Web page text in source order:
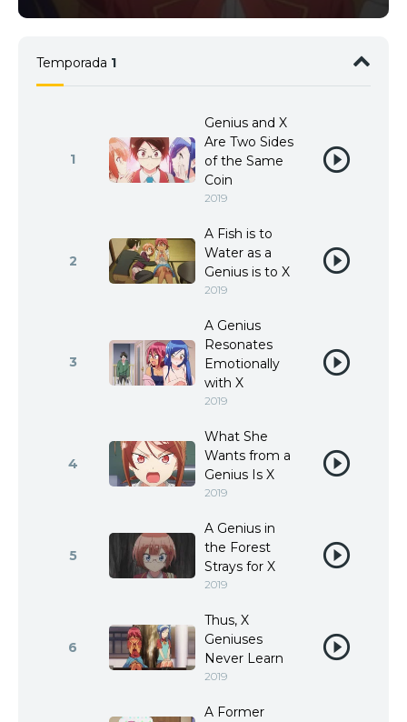
Temporada 1
1
Genius and X
Are Two Sides
of the Same
Coin
2019
2
A Fish is to
Water as a
Genius is to X
2019
3
A Genius
Resonates
Emotionally
with X
2019
4
What She
Wants from a
Genius Is X
2019
5
A Genius in
the Forest
Strays for X
2019
6
Thus, X
Geniuses
Never Learn
2019
A Former